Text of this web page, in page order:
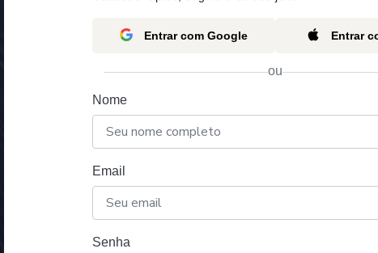
Entrar com Google Entrar
ou
Nome
Email
Senha